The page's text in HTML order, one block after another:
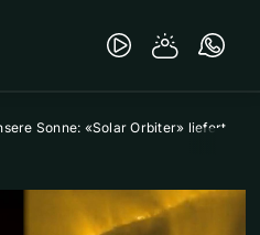
Sonne: «Solar Orbiter» liefert